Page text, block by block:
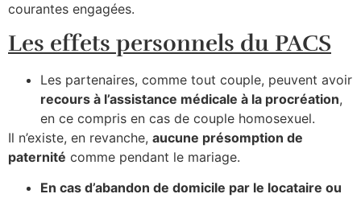
courantes engagées.
Les effets personnels du PACS
Les partenaires, comme tout couple, peuvent avoir
recours à l’assistance médicale à la procréation,
en ce compris en cas de couple homosexuel.
Il n’existe, en revanche, aucune présomption de
paternité comme pendant le mariage.
En cas d’abandon de domicile par le locataire ou